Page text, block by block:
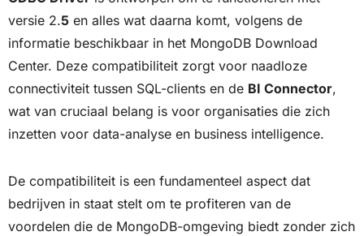
versie 2.5 en alles wat daarna komt, volgens de
informatie beschikbaar in het MongoDB Download
Center. Deze compatibiliteit zorgt voor naadloze
connectiviteit tussen SQL-clients en de BI Connector,
wat van cruciaal belang is voor organisaties die zich
inzetten voor data-analyse en business intelligence.
De compatibiliteit is een fundamenteel aspect dat
bedrijven in staat stelt om te profiteren van de
voordelen die de MongoDB-omgeving biedt zonder zich